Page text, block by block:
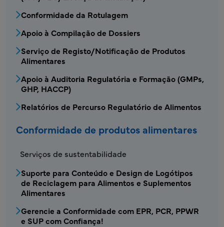
Conformidade da Rotulagem
Apoio à Compilação de Dossiers
Serviço de Registo/Notificação de Produtos
Alimentares
Apoio à Auditoria Regulatória e Formação (GMPs,
GHP, HACCP)
Relatórios de Percurso Regulatório de Alimentos
Conformidade de produtos alimentares
FDS - Menu de conformidade de produtos
Serviços de sustentabilidade
Suporte para Conteúdo e Design de Logótipos
de Reciclagem para Alimentos e Suplementos
Alimentares
Gerencie a Conformidade com EPR, PCR, PPWR
e SUP com Confiança!